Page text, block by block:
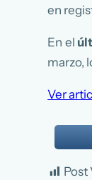
en
En el
marzo,
Ver
Post